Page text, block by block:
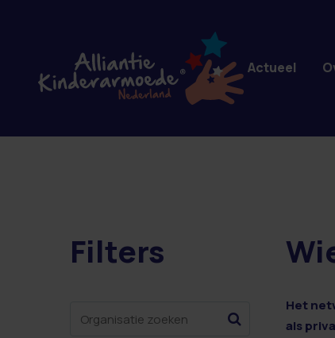
14 resultaten
Filters
Het
als
Actueel